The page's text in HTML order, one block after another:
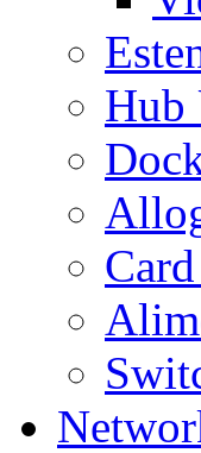
Hub